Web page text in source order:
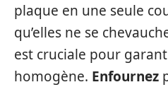
plaque en une seule
qu’elles ne se
est cruciale pour
homogène. Enfournez